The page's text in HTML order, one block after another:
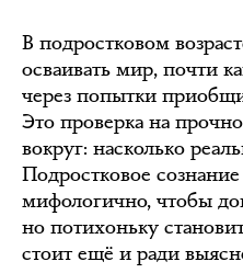
В подростковом
осваивать мир, почти
через попытки
Это проверка на
вокруг: насколько
Подростковое
мифологично, чтобы
но потихоньку
стоит ещё и ради